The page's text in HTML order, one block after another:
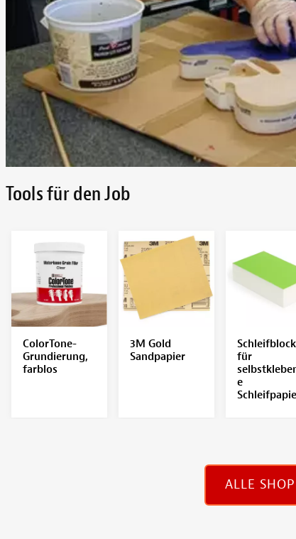
Tools für den Job
ColorTone-
Grundierung,
farblos
3M Gold
Sandpapier
Schleifblock
für
e
ALLE